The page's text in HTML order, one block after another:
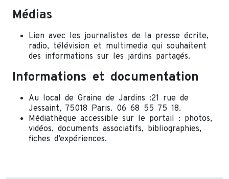
Médias
Lien avec les journalistes de la presse écrite,
radio, télévision et multimedia qui souhaitent
des informations sur les jardins partagés.
Informations et documentation
Au local de Graine de Jardins :21 rue de
Jessaint, 75018 Paris. 06 68 55 75 18.
Médiathèque accessible sur le portail : photos,
vidéos, documents associatifs, bibliographies,
fiches d’expériences.